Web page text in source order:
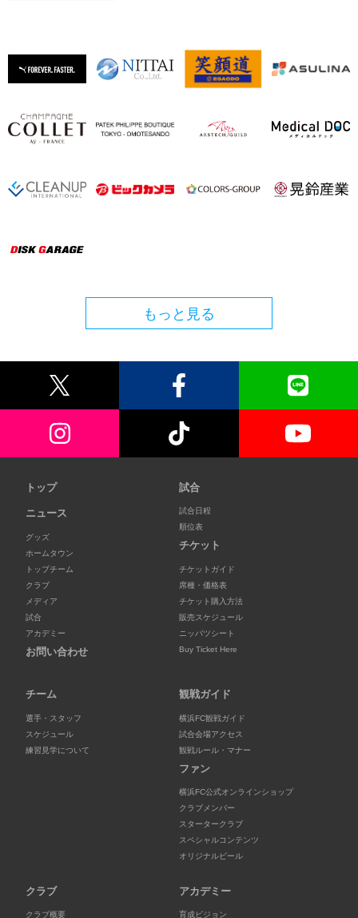
もっと見る
トップ
ニュース
グッズ
ホームタウン
トップチーム
クラブ
メディア
試合
アカデミー
お問い合わせ
試合
試合日程
順位表
チケット
チケットガイド
席種・価格表
チケット購入方法
販売スケジュール
ニッパツシート
Buy Ticket Here
チーム
選手・スタッフ
スケジュール
練習見学について
観戦ガイド
横浜FC観戦ガイド
試合会場アクセス
観戦ルール・マナー
ファン
横浜FC公式オンラインショップ
クラブメンバー
スタータークラブ
スペシャルコンテンツ
オリジナルビール
クラブ
クラブ概要
アカデミー
育成ビジョン